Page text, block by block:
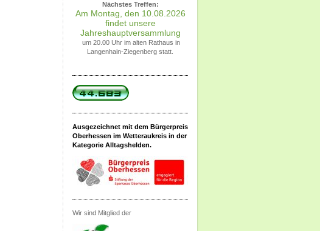
Nächstes Treffen:
Am Montag, den 10.08.2026
findet unsere
Jahreshauptversammlung
um 20.00 Uhr im alten Rathaus in
Langenhain-Ziegenberg statt.
Ausgezeichnet mit dem Bürgerpreis
Oberhessen im Wetteraukreis in der
Kategorie Alltagshelden.
Wir sind Mitglied der